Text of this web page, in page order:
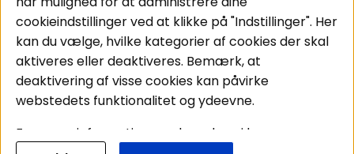
Områder
Bilstereo
Hjemmestereo
S
g på din bil
Følg os
Instagram
Facebook
Youtube
cookieindstillinger ved at klikke på "Indstillinger". Her
kan du vælge, hvilke kategorier af cookies der skal
aktiveres eller deaktiveres. Bemærk, at
deaktivering af visse cookies kan påvirke
webstedets funktionalitet og ydeevne.
For mere information om, hvordan vi bruger